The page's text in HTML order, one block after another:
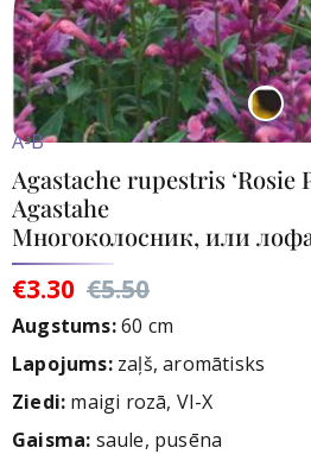
A-B
Agastache rupestris ‘Rosie
Agastahe
Многоколосник, или
€3.30 €5.50
Augstums:60 cm
Lapojums:zaļš, aromātisks
Ziedi: maigi rozā, VI-X
Gaisma: saule, pusēna